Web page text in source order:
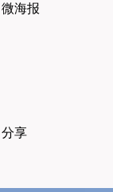
微海报
分享